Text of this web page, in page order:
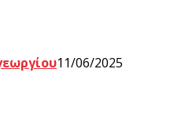
11/06/2025